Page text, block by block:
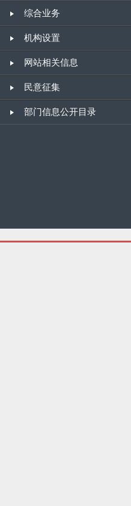
综合业务
机构设置
网站相关信息
民意征集
部门信息公开目录